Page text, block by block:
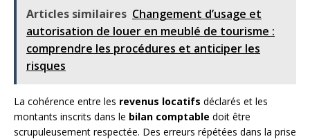
Articles similaires Changement d’usage et
autorisation de louer en meublé de tourisme :
comprendre les procédures et anticiper les
risques
La cohérence entre les revenus locatifs déclarés et les
montants inscrits dans le bilan comptable doit être
scrupuleusement respectée. Des erreurs répétées dans la prise